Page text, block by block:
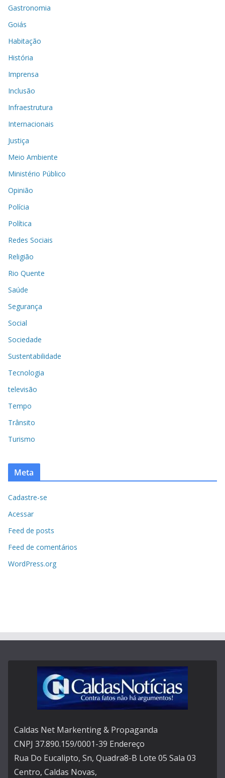
Gastronomia
Goiás
Habitação
História
Imprensa
Inclusão
Infraestrutura
Internacionais
Justiça
Meio Ambiente
Ministério Público
Opinião
Polícia
Política
Redes Sociais
Religião
Rio Quente
Saúde
Segurança
Social
Sociedade
Sustentabilidade
Tecnologia
televisão
Tempo
Trânsito
Turismo
Meta
Cadastre-se
Acessar
Feed de posts
Feed de comentários
WordPress.org
Caldas Net Markenting & Propaganda
CNPJ 37.890.159/0001-39 Endereço
Rua Do Eucalipto, Sn, Quadra8-B Lote 05 Sala 03
Centro, Caldas Novas,